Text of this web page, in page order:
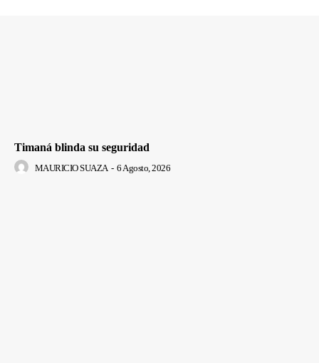
Timaná blinda su seguridad
MAURICIO SUAZA - 6 Agosto, 2026